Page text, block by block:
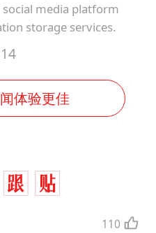
social media platform
storage services.
体验更佳
110